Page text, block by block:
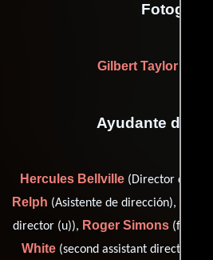
Fotografia
Gilbert Taylor((as
Ayudante de
Hercules Bellville (Director de la
Relph (Asistente de dirección),
director (u)), Roger Simons(first
White(second assistant director (u))